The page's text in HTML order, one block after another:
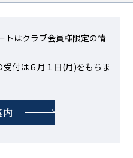
トはクラブ会員様限定の情
付は６月１日(月)をもちま
内